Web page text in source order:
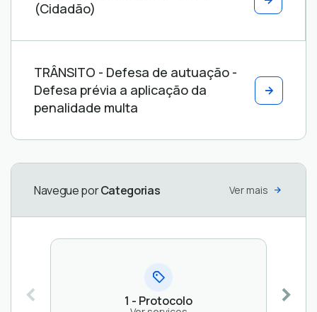
(Cidadão)
TRÂNSITO - Defesa de autuação -
Defesa prévia a aplicação da
penalidade multa
Navegue porCategorias Ver mais
1 - Protocolo
2 - Acesso
a
Informação
Ver
serviços
3 -
Vigilância
Sanitária
Ver
serviços
4 -
Aprovação
de
Projetos
Ver
Certidão
de
Diretrizes
do Uso do
serviços